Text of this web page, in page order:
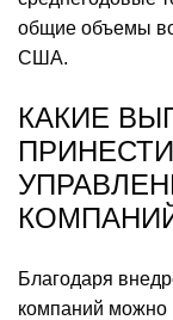
общие объемы
США.
КАКИЕ
Благодаря
компаний можно